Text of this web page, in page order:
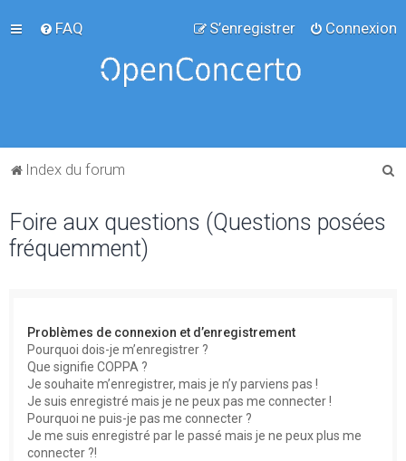
FAQ Connexion
S’enregistrer
Index du forum
Foire aux questions (Questions posées
fréquemment)
Problèmes de connexion et d’enregistrement
Pourquoi dois-je m’enregistrer ?
Que signifie COPPA ?
Je souhaite m’enregistrer, mais je n’y parviens pas !
Je suis enregistré mais je ne peux pas me connecter !
Pourquoi ne puis-je pas me connecter ?
Je me suis enregistré par le passé mais je ne peux plus me
connecter ?!